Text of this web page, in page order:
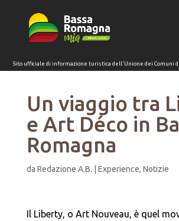
Un viaggio tra
e Art Déco in
Romagna
da Redazione A.B. Experience, Notizie
Il Liberty, o Art Nouveau, è quel